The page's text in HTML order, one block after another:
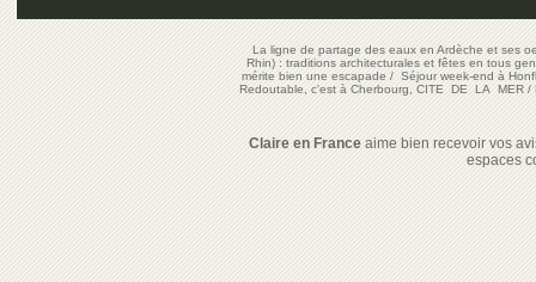
La ligne de partage des eaux en Ardèche et ses
Rhin) : traditions architecturales et fêtes en tous
mérite bien une escapade/Séjour week-end à
Redoutable, c'est à Cherbourg, CITE DE LA MER/
Claire en Franceaime bien recevoir vos
espaces